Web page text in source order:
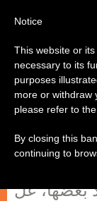
والشهيد
تدنيس
بعضها، علّ
Notice
This website or
necessary to its
purposes
more or withdraw
please refer to the
By closing this
continuing to